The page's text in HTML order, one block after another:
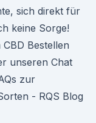
sich direkt für
keine Sorge!
Bestellen
unseren Chat
zur
- RQS Blog